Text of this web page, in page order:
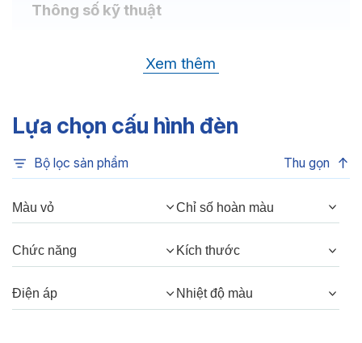
Thông số kỹ thuật
6500K, 4000K, 3000K
Chỉ số hoàn màu:
CRI80, CRI90
590lm(W)
Góc chiếu:
Thông số Điện & Lắp đặt
Công suất:
Xem thêm
Lựa chọn cấu hình đèn
Bộ lọc sản phẩm Thu gọn
Màu vỏ Chỉ số hoàn màu
Chức năng Kích thước
Điện áp Nhiệt độ màu